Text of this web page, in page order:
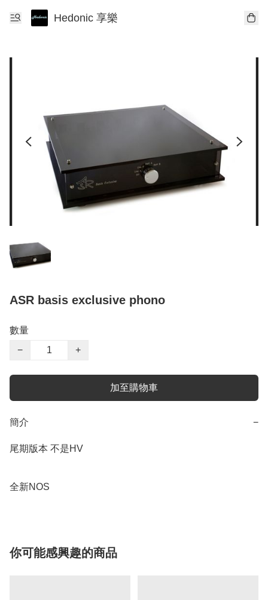
Hedonic 享樂
ASR basis exclusive phono
數量
−
+
加至購物車
簡介 −
尾期版本 不是HV
全新NOS
你可能感興趣的商品